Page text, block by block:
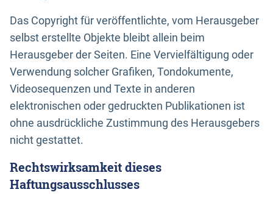
Das Copyright für veröffentlichte, vom Herausgeber
selbst erstellte Objekte bleibt allein beim
Herausgeber der Seiten. Eine Vervielfältigung oder
Verwendung solcher Grafiken, Tondokumente,
Videosequenzen und Texte in anderen
elektronischen oder gedruckten Publikationen ist
ohne ausdrückliche Zustimmung des Herausgebers
nicht gestattet.
Rechtswirksamkeit dieses
Haftungsausschlusses